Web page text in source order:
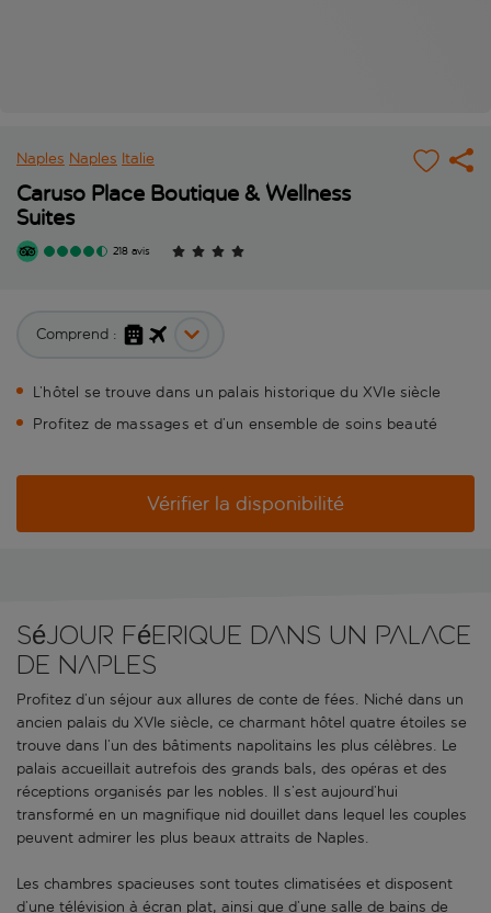
Naples Naples Italie
Caruso Place Boutique & Wellness
Suites
218 avis
Comprend :
L’hôtel se trouve dans un palais historique du XVIe siècle
Profitez de massages et d’un ensemble de soins beauté
Vérifier la disponibilité
Séjour féerique dans un palace
de Naples
Profitez d’un séjour aux allures de conte de fées. Niché dans un
ancien palais du XVIe siècle, ce charmant hôtel quatre étoiles se
trouve dans l’un des bâtiments napolitains les plus célèbres. Le
palais accueillait autrefois des grands bals, des opéras et des
réceptions organisés par les nobles. Il s’est aujourd’hui
transformé en un magnifique nid douillet dans lequel les couples
peuvent admirer les plus beaux attraits de Naples.
Les chambres spacieuses sont toutes climatisées et disposent
d’une télévision à écran plat, ainsi que d’une salle de bains de